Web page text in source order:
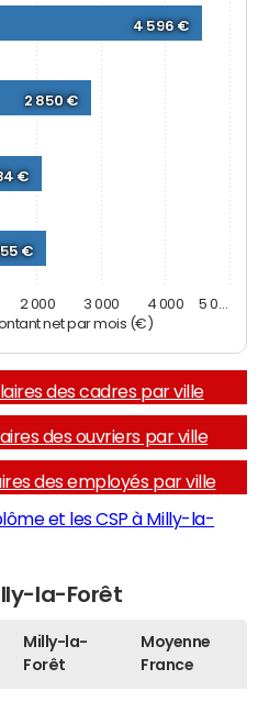
net par mois (€)
4 596 €
2 850 €
€
€
2 000 3 000 4 000 5 0…
des cadres par ville
des ouvriers par ville
des employés par ville
et les CSP à Milly-la-
la-Forêt
Milly-la-
Forêt
Moyenne
France